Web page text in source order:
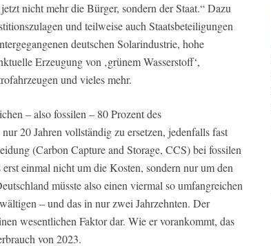
nicht mehr die Bürger, sondern der Staat.“ Dazu
und teilweise auch Staatsbeteiligungen
deutschen Solarindustrie, hohe
Erzeugung von ‚grünem Wasserstoff‘,
und vieles mehr.
– also fossilen – 80 Prozent des
20 Jahren vollständig zu ersetzen, jedenfalls fast
(Carbon Capture and Storage, CCS) bei fossilen
einmal nicht um die Kosten, sondern nur um den
müsste also einen viermal so umfangreichen
– und das in nur zwei Jahrzehnten. Der
wesentlichen Faktor dar. Wie er vorankommt, das
von 2023.